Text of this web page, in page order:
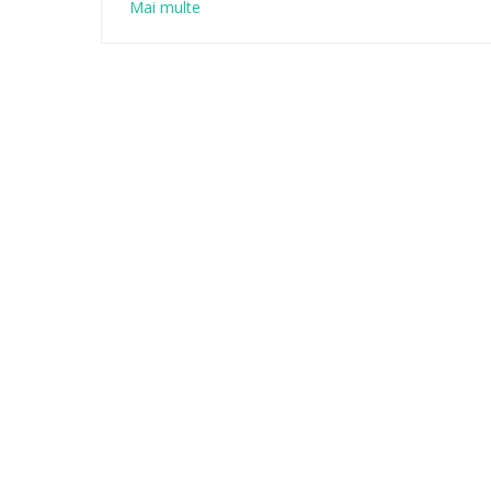
Mai multe